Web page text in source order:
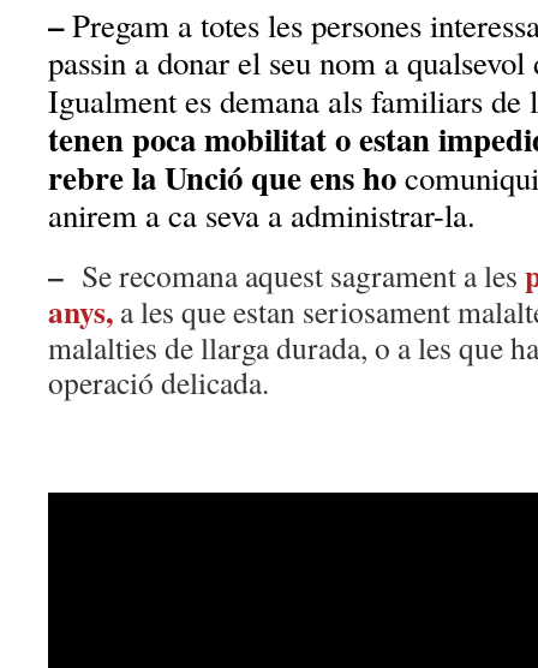
–Pregam a totes les persones
passin a donar el seu nom a
Igualment es demana als familiars de
tenen poca mobilitat o estan
rebre la Unció que ens ho
anirem a ca seva a administrar-la.
– Se recomana aquest sagrament a les
anys, a les que estan seriosament
malalties de llarga durada, o a les que
operació delicada.